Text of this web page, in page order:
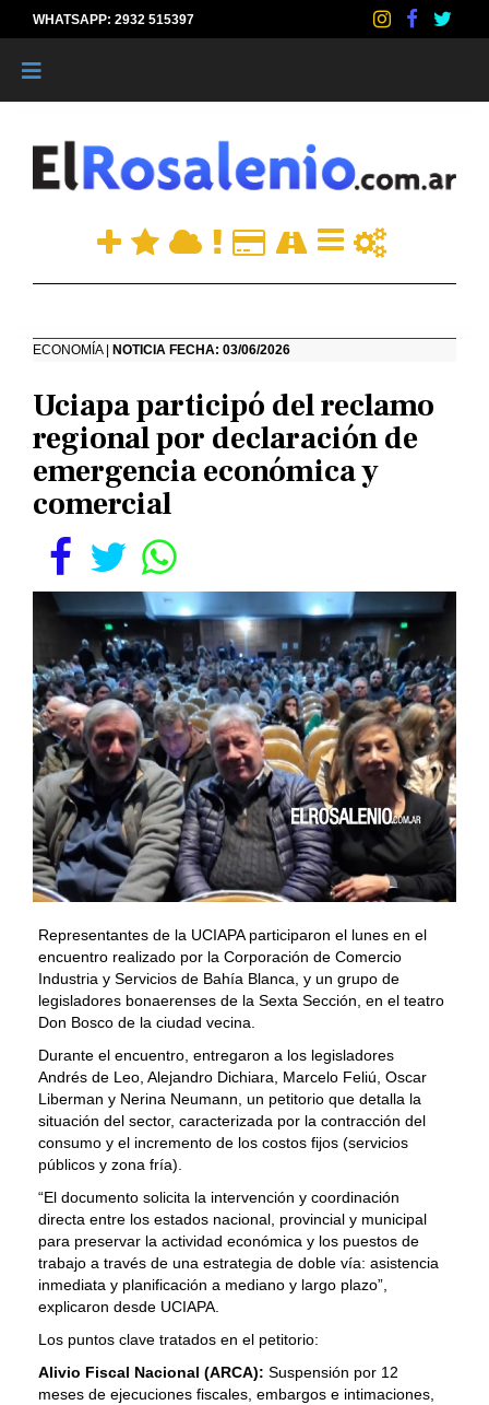
WHATSAPP: 2932 515397
ECONOMÍA | NOTICIA FECHA: 03/06/2026
Uciapa participó del reclamo
regional por declaración de
emergencia económica y
comercial
Representantes de la UCIAPA participaron el lunes en el
encuentro realizado por la Corporación de Comercio
Industria y Servicios de Bahía Blanca, y un grupo de
legisladores bonaerenses de la Sexta Sección, en el teatro
Don Bosco de la ciudad vecina.
Durante el encuentro, entregaron a los legisladores
Andrés de Leo, Alejandro Dichiara, Marcelo Feliú, Oscar
Liberman y Nerina Neumann, un petitorio que detalla la
situación del sector, caracterizada por la contracción del
consumo y el incremento de los costos fijos (servicios
públicos y zona fría).
“El documento solicita la intervención y coordinación
directa entre los estados nacional, provincial y municipal
para preservar la actividad económica y los puestos de
trabajo a través de una estrategia de doble vía: asistencia
inmediata y planificación a mediano y largo plazo”,
explicaron desde UCIAPA.
Los puntos clave tratados en el petitorio:
Alivio Fiscal Nacional (ARCA): Suspensión por 12
meses de ejecuciones fiscales, embargos e intimaciones,